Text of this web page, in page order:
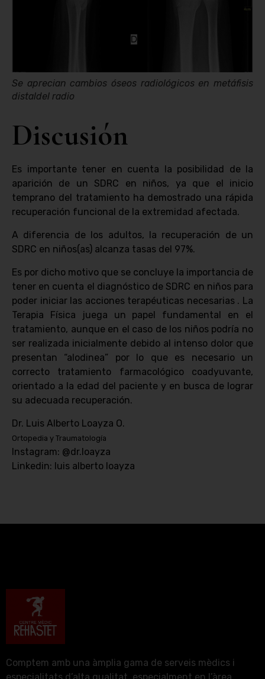
Se aprecian cambios óseos radiológicos en metáfisis
distaldel radio
Discusión
Es importante tener en cuenta la posibilidad de la
aparición de un SDRC en niños, ya que el inicio
temprano del tratamiento ha demostrado una rápida
recuperación funcional de la extremidad afectada.
A diferencia de los adultos, la recuperación de un
SDRC en niños(as) alcanza tasas del 97%.
Es por dicho motivo que se concluye la importancia de
tener en cuenta el diagnóstico de SDRC en niños para
poder iniciar las acciones terapéuticas necesarias . La
Terapia Física juega un papel fundamental en el
tratamiento, aunque en el caso de los niños podría no
ser realizada inicialmente debido al intenso dolor que
presentan “alodinea” por lo que es necesario un
correcto tratamiento farmacológico coadyuvante,
orientado a la edad del paciente y en busca de lograr
su adecuada recuperación.
Dr. Luis Alberto Loayza O.
Ortopedia y Traumatología
Instagram: @dr.loayza
Linkedin: luis alberto loayza
Comptem amb una àmplia gama de serveis mèdics i